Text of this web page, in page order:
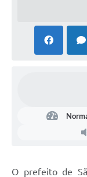
O prefeito de